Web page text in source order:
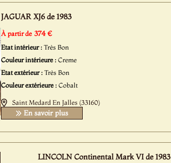
JAGUAR XJ6 de 1983
À partir de 374 €
Etat intérieur : Très Bon
Couleur intérieure : Creme
Etat extérieur : Très Bon
Couleur extérieure : Cobalt
Saint Medard En Jalles (33160)
En savoir plus
LINCOLN Continental Mark VI de 1983